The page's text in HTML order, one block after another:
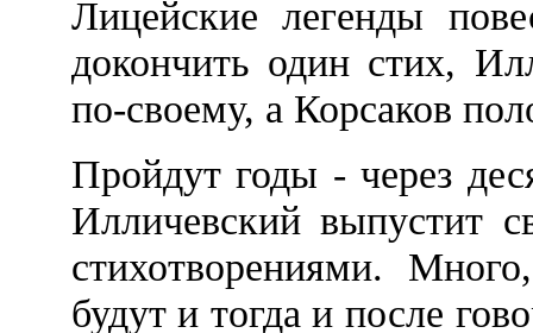
Лицейские легенды
докончить один стих,
по-своему, а Корсаков
Пройдут годы - через
Илличевский выпустит
стихотворениями.
будут и тогда и после